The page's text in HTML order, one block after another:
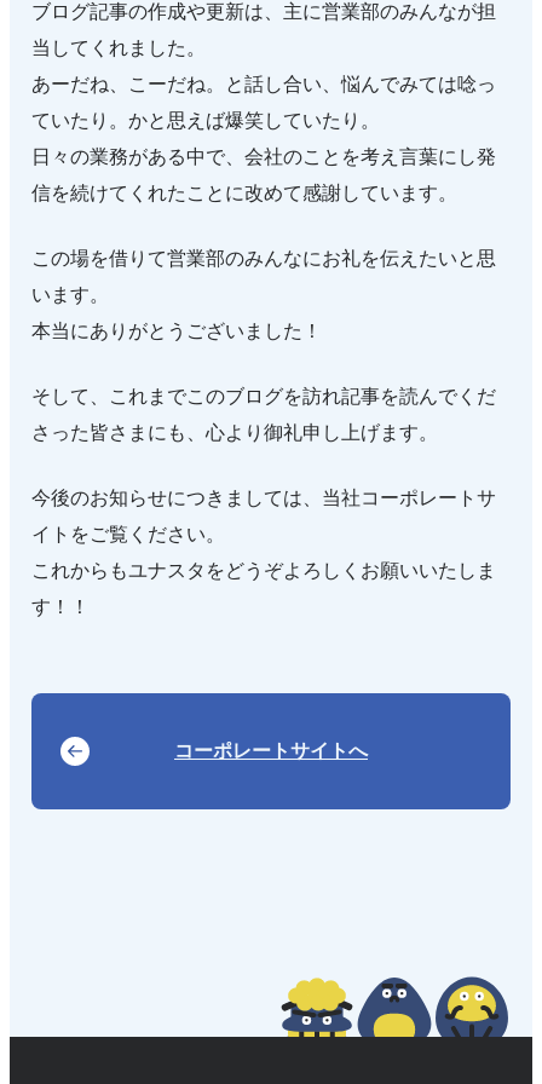
ブログ記事の作成や更新は、主に営業部のみんなが担
当してくれました。
あーだね、こーだね。と話し合い、悩んでみては唸っ
ていたり。かと思えば爆笑していたり。
日々の業務がある中で、会社のことを考え言葉にし発
信を続けてくれたことに改めて感謝しています。
この場を借りて営業部のみんなにお礼を伝えたいと思
います。
本当にありがとうございました！
そして、これまでこのブログを訪れ記事を読んでくだ
さった皆さまにも、心より御礼申し上げます。
今後のお知らせにつきましては、当社コーポレートサ
イトをご覧ください。
これからもユナスタをどうぞよろしくお願いいたしま
す！！
コーポレートサイトへ